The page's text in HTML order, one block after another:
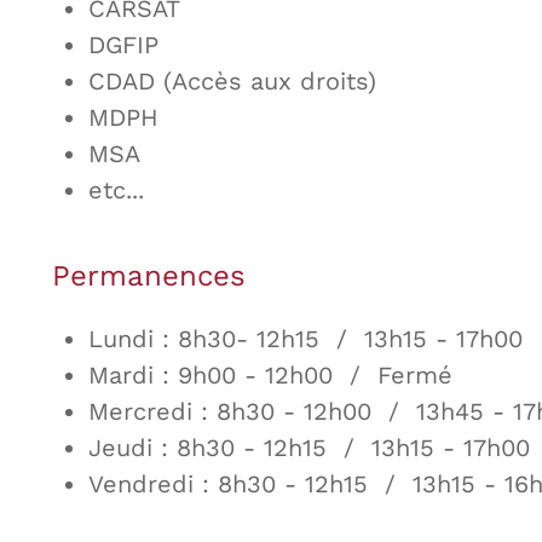
CARSAT
DGFIP
CDAD (Accès aux droits)
MDPH
MSA
etc...
Permanences
Lundi : 8h30- 12h15 / 13h15 - 17h00
Mardi : 9h00 - 12h00 / Fermé
Mercredi : 8h30 - 12h00 / 13h45 -
Jeudi : 8h30 - 12h15 / 13h15 - 17h00
Vendredi : 8h30 - 12h15 / 13h15 -